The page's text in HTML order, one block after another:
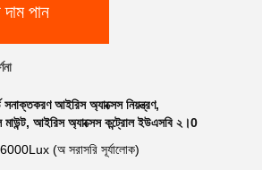
দাম পান
সনাক্তকরণ আইরিস অ্যাক্সেস নিয়ন্ত্রণ,
, আইরিস অ্যাক্সেস কন্ট্রোল ইউএসবি ২।0
(অ সরাসরি সূর্যালোক)